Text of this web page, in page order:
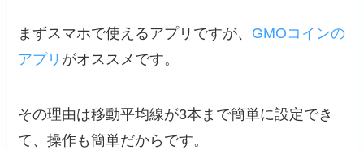
まずスマホで使えるアプリですが、 GMOコインの
アプリ がオススメです。
その理由は移動平均線が3本まで簡単に設定でき
て、操作も簡単だからです。